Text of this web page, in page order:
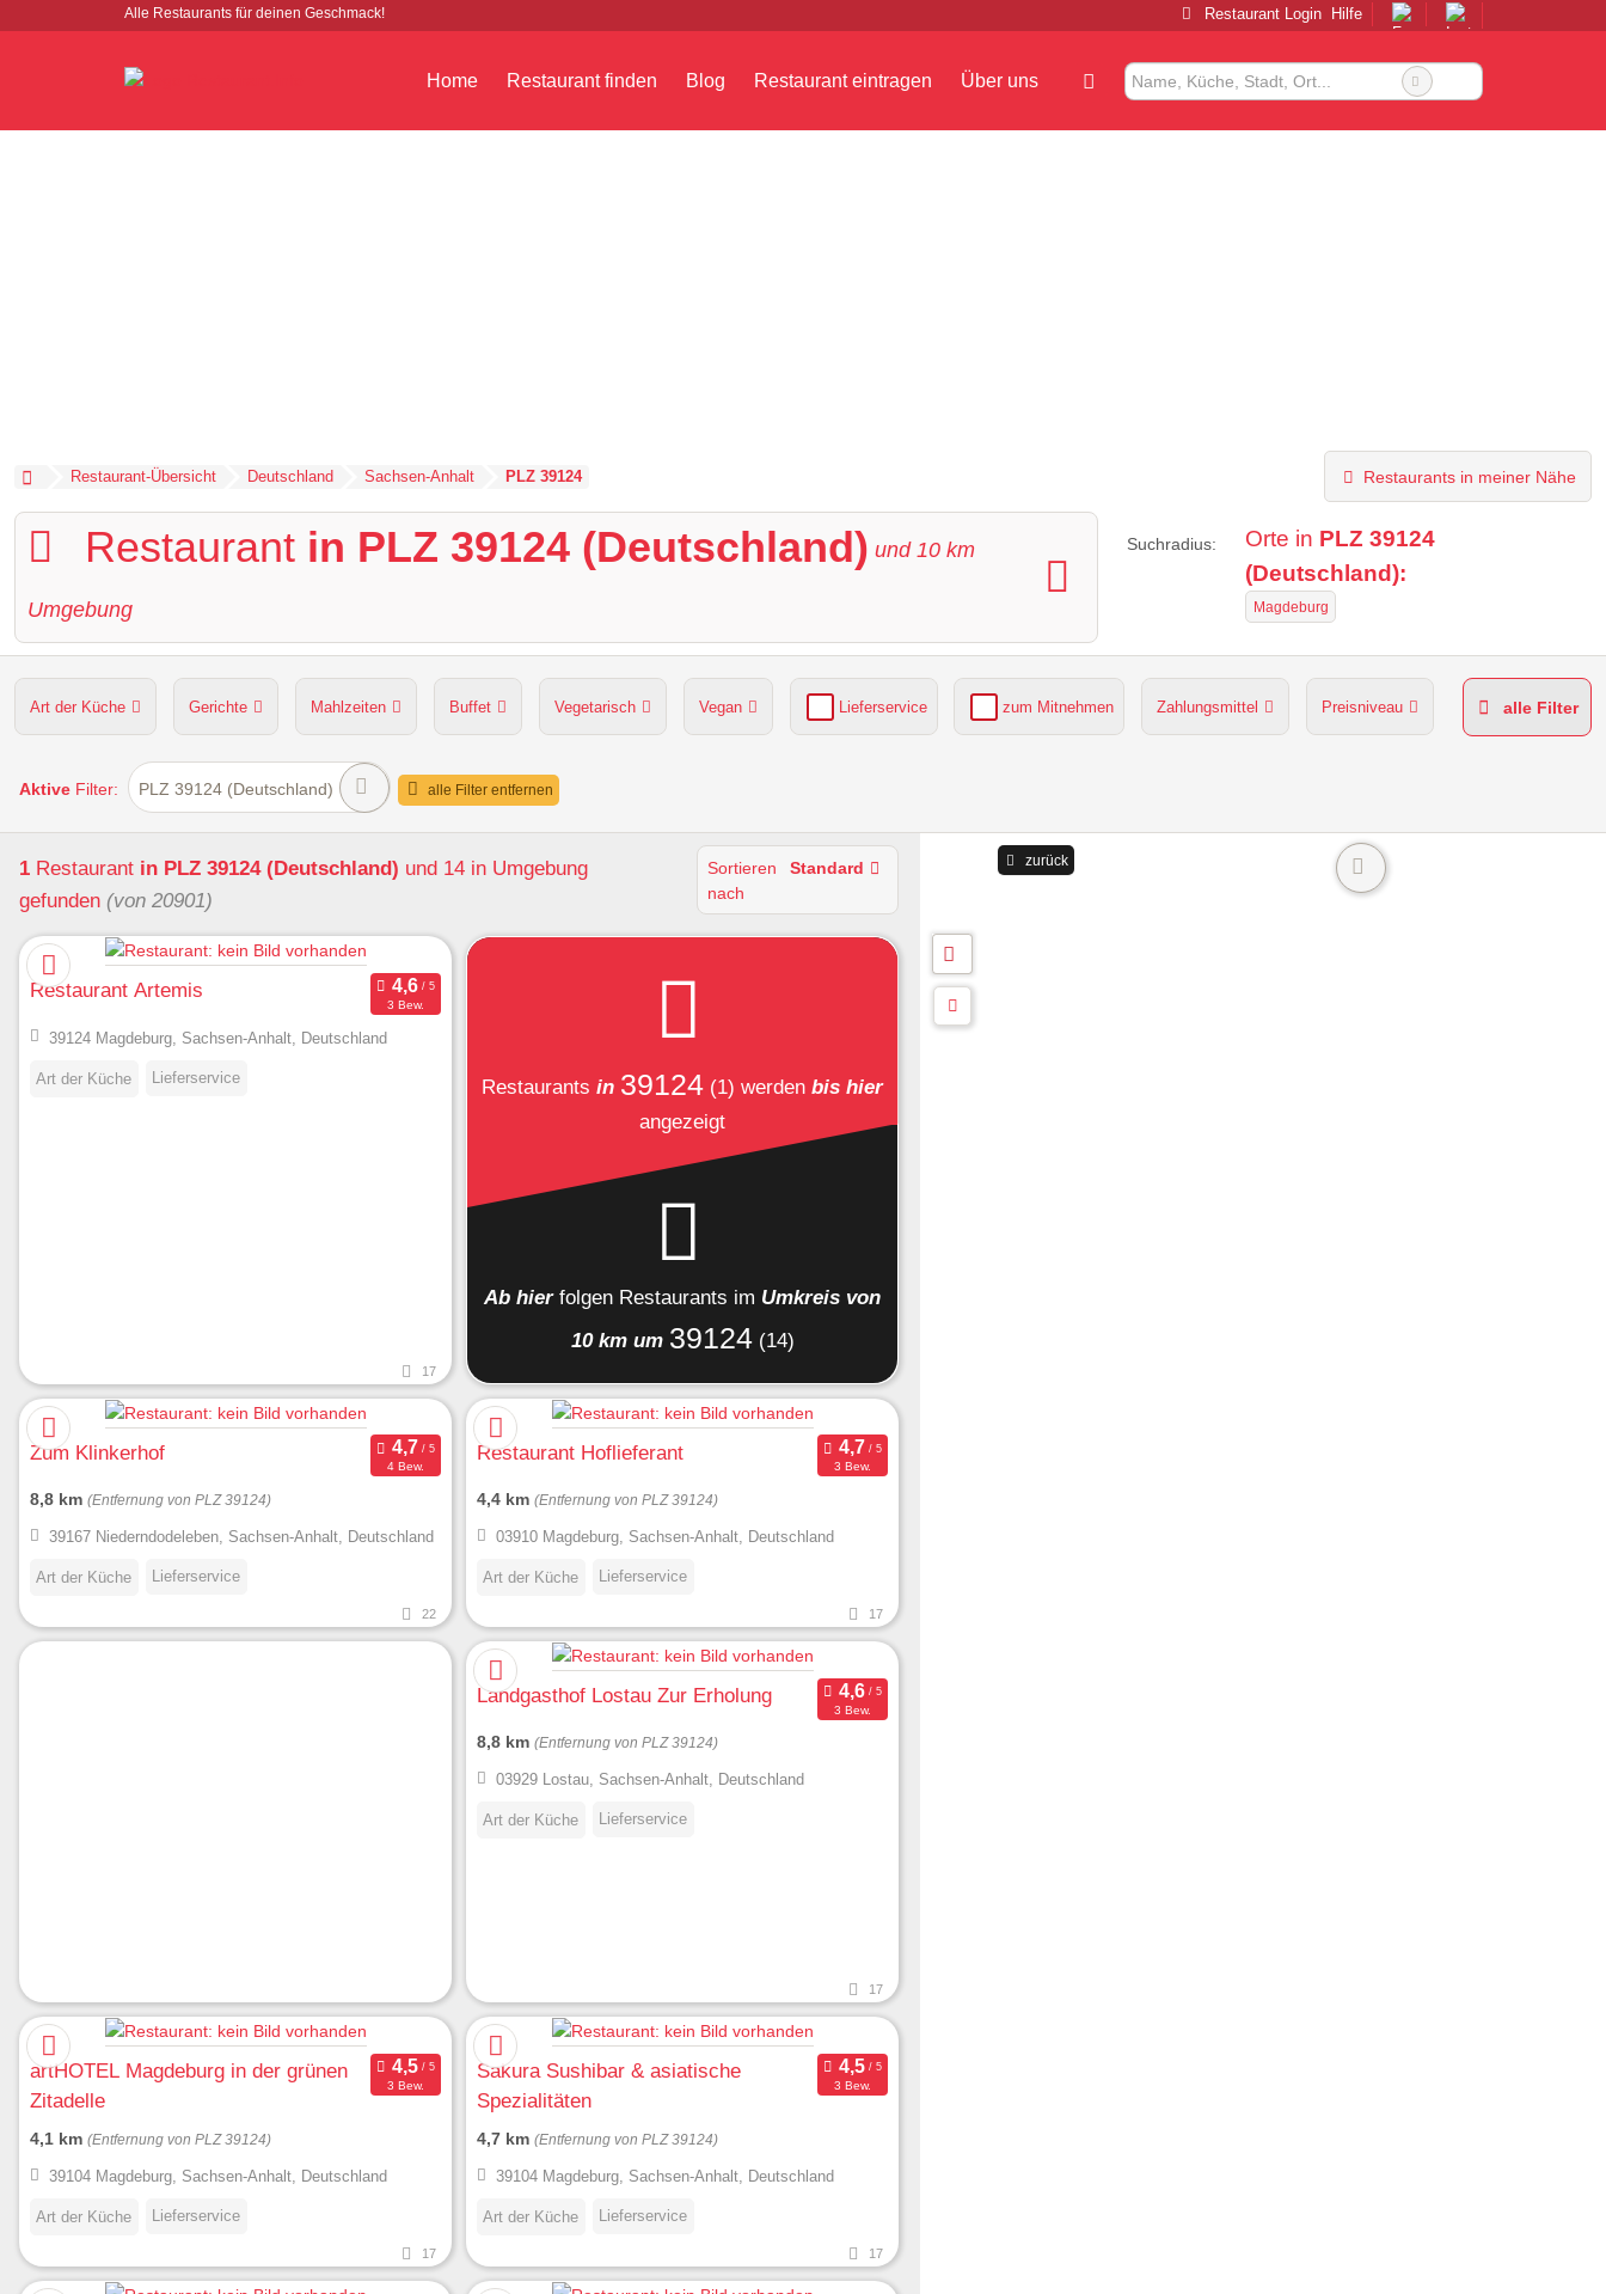
Alle Restaurants für deinen Geschmack! Restaurant Login Hilfe
Home Restaurant finden Blog Restaurant eintragen Über uns
Restaurant-Übersicht Deutschland Sachsen-Anhalt PLZ 39124 Restaurants in meiner Nähe
Restaurant in PLZ 39124 (Deutschland) und 10 km
Umgebung
Suchradius: Orte in PLZ 39124
(Deutschland):
Magdeburg
Art der Küche Gerichte Mahlzeiten Buffet Vegetarisch Vegan Lieferservice zum Mitnehmen Zahlungsmittel Preisniveau
Hunde erlaubt Kapazität Sitzplätze im Freien
alle Filter
Aktive Filter: PLZ 39124 (Deutschland) alle Filter entfernen
1 Restaurant in PLZ 39124 (Deutschland) und 14 in Umgebung
gefunden (von 20901)
Sortieren
nach
Standard
Restaurant Artemis
3 Bew.
39124 Magdeburg, Sachsen-Anhalt, Deutschland
Art der Küche Lieferservice
17
Restaurants in 39124 (1) werden bis hier
angezeigt
Ab hier folgen Restaurants im Umkreis von
10 km um 39124 (14)
Zum Klinkerhof
4 Bew.
8,8 km (Entfernung von PLZ 39124)
39167 Niederndodeleben, Sachsen-Anhalt, Deutschland
Art der Küche Lieferservice
22
Restaurant Hoflieferant
3 Bew.
4,4 km (Entfernung von PLZ 39124)
03910 Magdeburg, Sachsen-Anhalt, Deutschland
Art der Küche Lieferservice
17
Landgasthof Lostau Zur Erholung
3 Bew.
8,8 km (Entfernung von PLZ 39124)
03929 Lostau, Sachsen-Anhalt, Deutschland
Art der Küche Lieferservice
17
artHOTEL Magdeburg in der grünen
Zitadelle
3 Bew.
4,1 km (Entfernung von PLZ 39124)
39104 Magdeburg, Sachsen-Anhalt, Deutschland
Art der Küche Lieferservice
17
Sakura Sushibar & asiatische
Spezialitäten
3 Bew.
4,7 km (Entfernung von PLZ 39124)
39104 Magdeburg, Sachsen-Anhalt, Deutschland
Art der Küche Lieferservice
17
zurück